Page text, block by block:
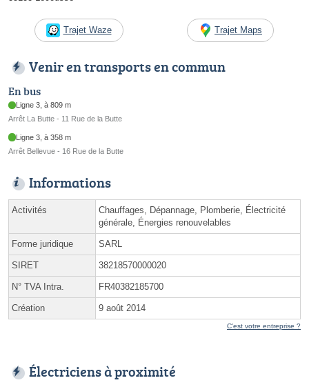
Trajet Waze Trajet Maps
Venir en transports en commun
En bus
Ligne 3, à 809 m
Arrêt La Butte - 11 Rue de la Butte
Ligne 3, à 358 m
Arrêt Bellevue - 16 Rue de la Butte
Informations
Activités
Chauffages, Dépannage, Plomberie, Électricité
générale, Énergies renouvelables
Forme juridique SARL
SIRET 38218570000020
N° TVA Intra. FR40382185700
Création 9 août 2014
C'est votre entreprise ?
Électriciens à proximité